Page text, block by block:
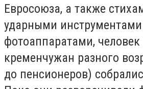
Евросоюза, а также
ударными
фотоаппаратами, человек
кременчужан разного
до пенсионеров)